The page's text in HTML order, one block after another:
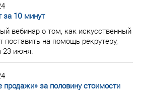
за 10 минут
вебинар о том, как искусственный
поставить на помощь рекрутеру,
23 июня.
продажи» за половину стоимости